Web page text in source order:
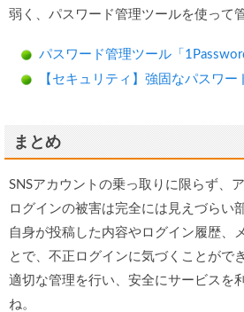
弱く、パスワード管理ツールを使って
パスワード管理ツール「
【セキュリティ】強固なパスワー
まとめ
SNSアカウントの乗っ取りに限らず、
ログインの被害は完全には見えづらい
自身が投稿した内容やログイン履歴、
とで、不正ログインに気づくことがで
適切な管理を行い、安全にサービスを
ね。